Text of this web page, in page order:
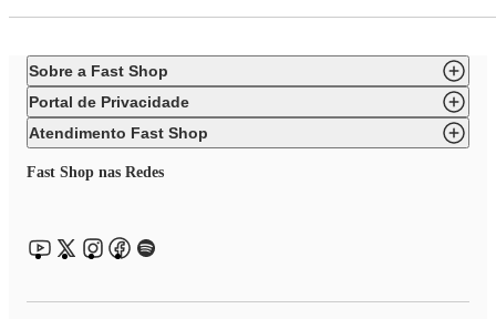
Sobre a Fast Shop
Portal de Privacidade
Atendimento Fast Shop
Fast Shop nas Redes